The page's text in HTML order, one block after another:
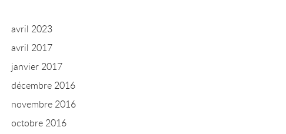
avril 2023
avril 2017
janvier 2017
décembre 2016
novembre 2016
octobre 2016